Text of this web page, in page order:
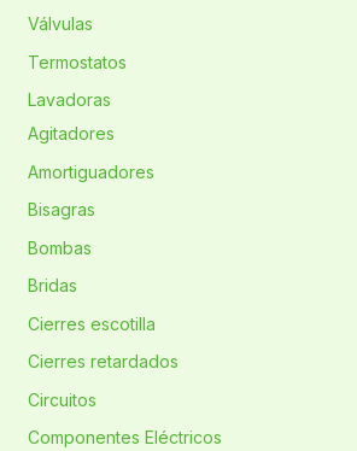
Válvulas
Termostatos
Lavadoras
Agitadores
Amortiguadores
Bisagras
Bombas
Bridas
Cierres escotilla
Cierres retardados
Circuitos
Componentes Eléctricos